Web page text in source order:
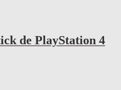
de PlayStation 4